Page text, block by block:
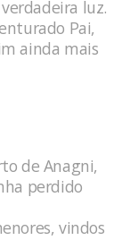
luz.
Pai,
ainda mais
de Anagni,
perdido
vindos